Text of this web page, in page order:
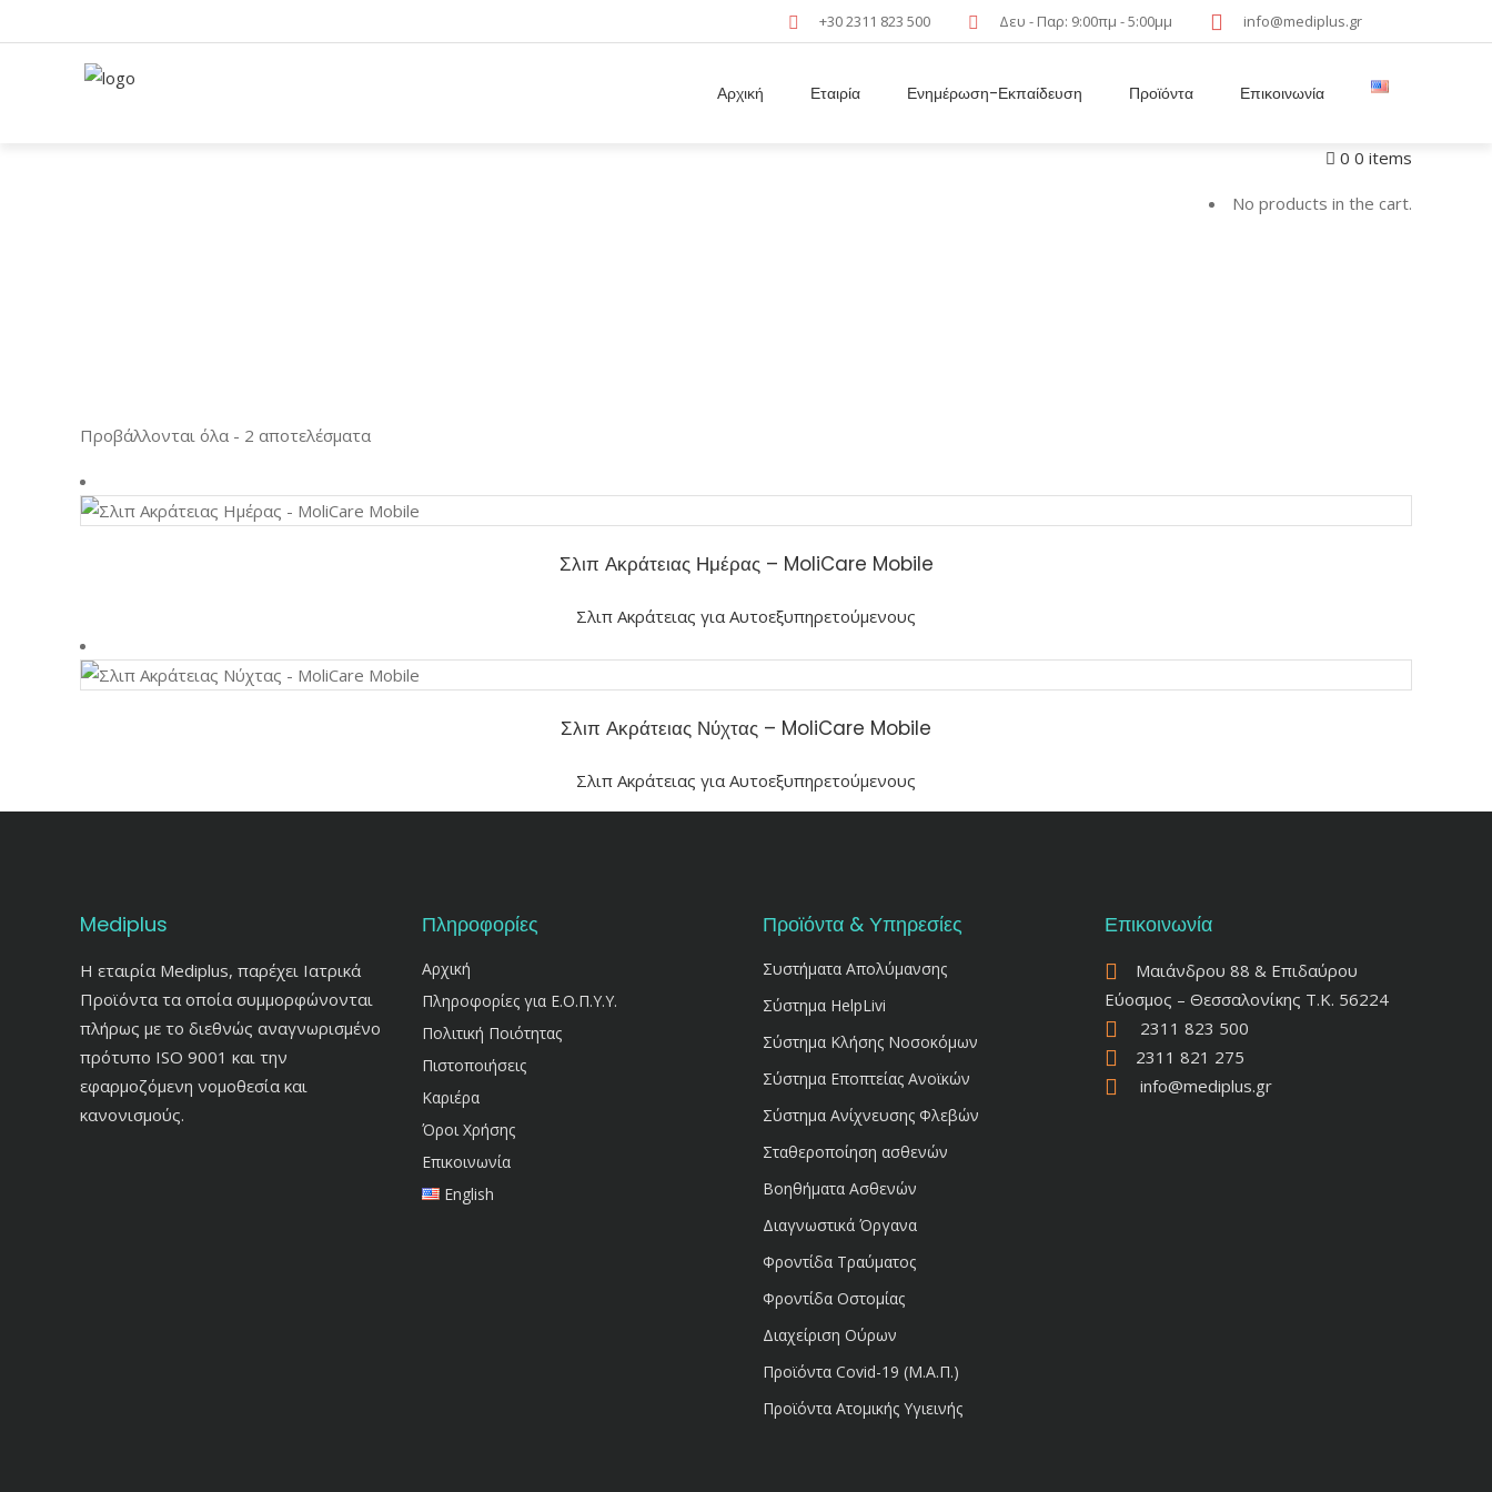
+30 2311 823 500 Δευ - Παρ: 9:00πμ - 5:00μμ info@mediplus.gr
Αρχική Εταιρία Ενημέρωση-Εκπαίδευση Προϊόντα Επικοινωνία
0 0 items
No products in the cart.
Προβάλλονται όλα - 2 αποτελέσματα
Σλιπ Ακράτειας Ημέρας – MoliCare Mobile
Σλιπ Ακράτειας για Αυτοεξυπηρετούμενους
Σλιπ Ακράτειας Νύχτας – MoliCare Mobile
Σλιπ Ακράτειας για Αυτοεξυπηρετούμενους
Mediplus
Η εταιρία Mediplus, παρέχει Ιατρικά
Προϊόντα τα οποία συμμορφώνονται
πλήρως με το διεθνώς αναγνωρισμένο
πρότυπο ISO 9001 και την
εφαρμοζόμενη νομοθεσία και
κανονισμούς.
Πληροφορίες
Αρχική
Πληροφορίες για Ε.Ο.Π.Υ.Υ.
Πολιτική Ποιότητας
Πιστοποιήσεις
Καριέρα
Όροι Χρήσης
Επικοινωνία
English
Προϊόντα & Υπηρεσίες
Συστήματα Απολύμανσης
Σύστημα HelpLivi
Σύστημα Κλήσης Νοσοκόμων
Σύστημα Εποπτείας Ανοϊκών
Σύστημα Ανίχνευσης Φλεβών
Σταθεροποίηση ασθενών
Βοηθήματα Ασθενών
Διαγνωστικά Όργανα
Φροντίδα Τραύματος
Φροντίδα Οστομίας
Διαχείριση Ούρων
Προϊόντα Covid-19 (Μ.Α.Π.)
Προϊόντα Ατομικής Υγιεινής
Επικοινωνία
Μαιάνδρου 88 & Επιδαύρου
Εύοσμος – Θεσσαλονίκης Τ.Κ. 56224
2311 823 500
2311 821 275
info@mediplus.gr